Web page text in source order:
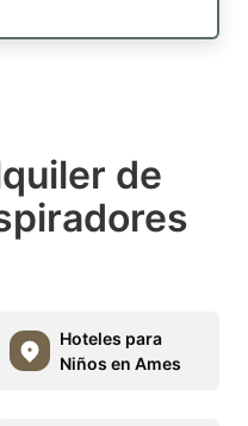
de
Hoteles para
Niños en Ames